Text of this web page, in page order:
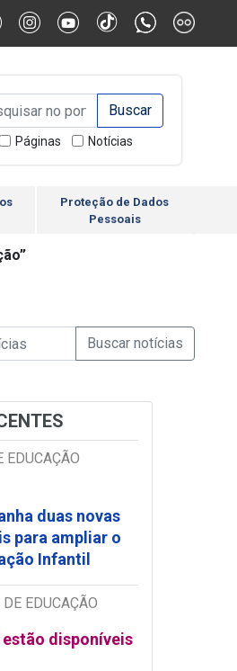
Alternar Tamanho da Fonte
de Busca de
Busca de informaçõesEnviar a Busca
Páginas Notícias
Proteção de Dados
Pessoais
Busca de Notícias
de informaçõesEnviar a Busca de
EDUCAÇÃO
duas novas
para ampliar o
Infantil
EDUCAÇÃO
disponíveis